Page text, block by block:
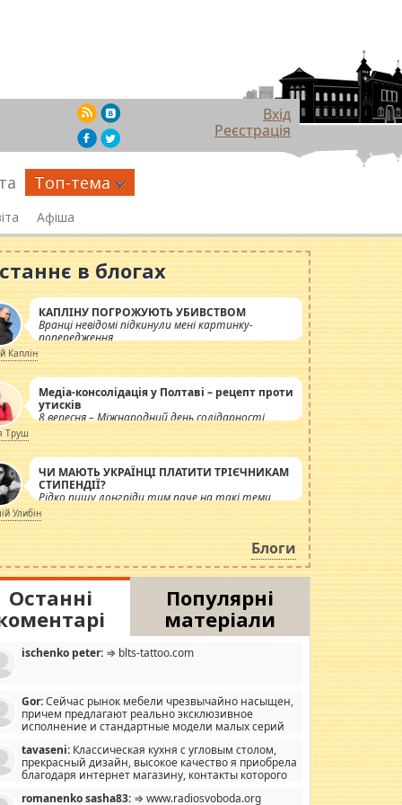
Вхід
Реєстрація
Топ-тема
Афіша
в блогах
КАПЛІНУ ПОГРОЖУЮТЬ УБИВСТВОМ
Вранці невідомі підкинули мені картинку-
попередження
Каплін
Медіа-консолідація у Полтаві – рецепт проти
утисків
8 вересня – Міжнародний день солідарності
журналістів.
Труш
ЧИ МАЮТЬ УКРАЇНЦІ ПЛАТИТИ ТРІЄЧНИКАМ
СТИПЕНДІЇ?
Рідко пишу лонгріди тим паче на такі теми,
але вже просто дістало! Обурюють сьогоднішні
інсенуації навколо стипендіального питання.
Штучно роздувається ще одна соціальна
катастрофа.
Улибін
Блоги
Останні
Популярні
матеріали
ischenko peter: ⇒ blts-tattoo.com
Gor:Сейчас рынок мебели чрезвычайно насыщен,
причем предлагают реально эксклюзивное
исполнение и стандартные модели малых серий
мало походит на стандартные формы, в MebelOk,
и что главное - со вкусом все в порядке,
ненужных наворотов удорожающих мебель, а это не
tavaseni: Классическая кухня с угловым столом,
прекрасный дизайн, высокое качество я приобрела
благодаря интернет магазину, контакты которого
romanenko sasha83: ⇒ www.radiosvoboda.org